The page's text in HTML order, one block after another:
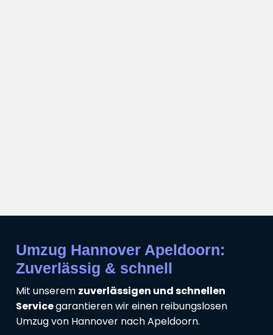
Umzug Hannover Apeldoorn:
Zuverlässig & schnell
Mit unserem zuverlässigen und schnellen
Servicegarantieren wir einen reibungslosen
Umzug von Hannover nach Apeldoorn.